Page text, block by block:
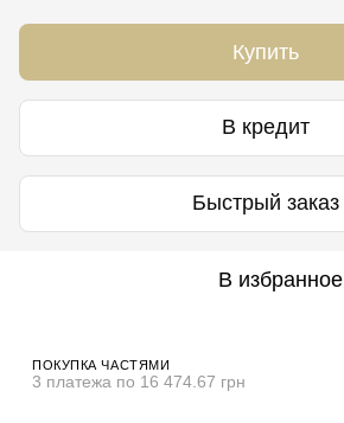
Купить
В кредит
Быстрый заказ
В избранное
ПОКУПКА ЧАСТЯМИ
3 платежа по 16 474.67 грн